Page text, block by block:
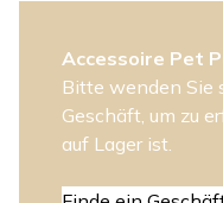
Accessoire Pet
Bitte wenden Sie
Geschäft, um zu
auf Lager ist.